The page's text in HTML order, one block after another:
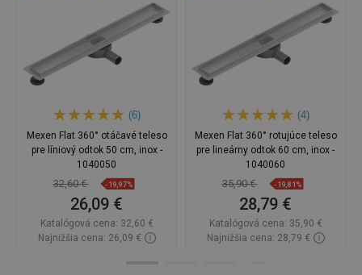
(6)
Mexen Flat 360° otáčavé teleso
pre líniový odtok 50 cm, inox -
1040050
32,60 € -19,97%
26,09 €
Katalógová cena: 32,60 €
Najnižšia cena: 26,09 €
(4)
Mexen Flat 360° rotujúce teleso
pre lineárny odtok 60 cm, inox -
1040060
35,90 € -19,81%
28,79 €
Katalógová cena: 35,90 €
Najnižšia cena: 28,79 €